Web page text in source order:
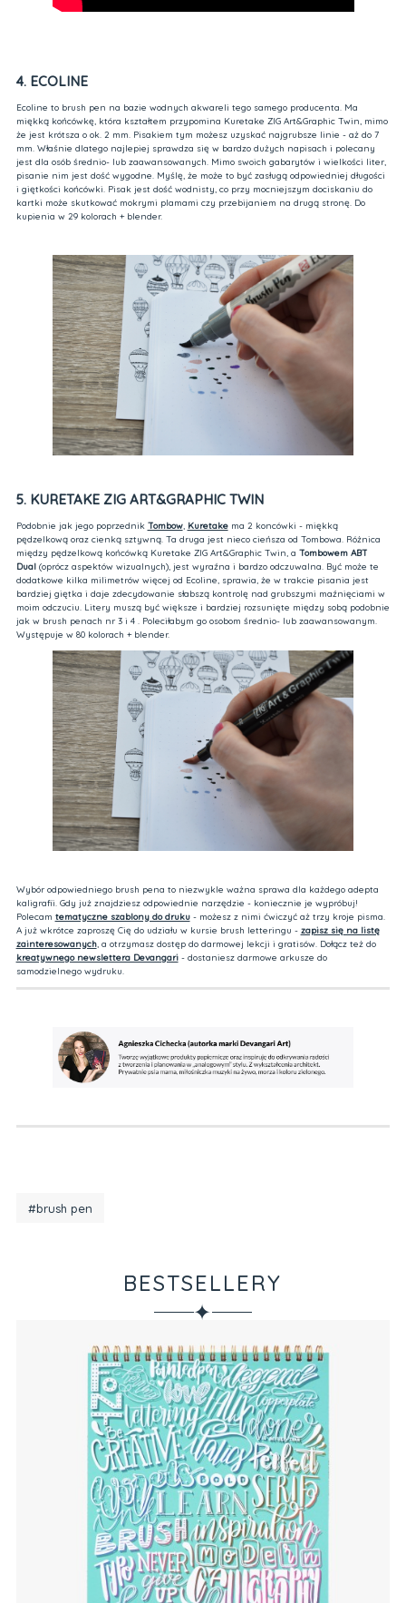
4. ECOLINE
Ecoline to brush pen na bazie wodnych akwareli tego samego producenta. Ma
miękką końcówkę, która kształtem przypomina Kuretake ZIG Art&Graphic Twin, mimo
że jest krótsza o ok. 2 mm. Pisakiem tym możesz uzyskać najgrubsze linie - aż do 7
mm. Właśnie dlatego najlepiej sprawdza się w bardzo dużych napisach i polecany
jest dla osób średnio- lub zaawansowanych. Mimo swoich gabarytów i wielkości liter,
pisanie nim jest dość wygodne. Myślę, że może to być zasługą odpowiedniej długości
i giętkości końcówki. Pisak jest dość wodnisty, co przy mocniejszym dociskaniu do
kartki może skutkować mokrymi plamami czy przebijaniem na drugą stronę. Do
kupienia w 29 kolorach + blender.
5. KURETAKE ZIG ART&GRAPHIC TWIN
Podobnie jak jego poprzednik Tombow, Kuretakema 2 koncówki - miękką
pędzelkową oraz cienką sztywną. Ta druga jest nieco cieńsza od Tombowa. Różnica
między pędzelkową końcówką Kuretake ZIG Art&Graphic Twin, a Tombowem ABT
Dual(oprócz aspektów wizualnych), jest wyraźna i bardzo odczuwalna. Być może te
dodatkowe kilka milimetrów więcej od Ecoline, sprawia, że w trakcie pisania jest
bardziej giętka i daje zdecydowanie słabszą kontrolę nad grubszymi maźnięciami w
moim odczuciu. Litery muszą być większe i bardziej rozsunięte między sobą podobnie
jak w brush penach nr 3 i 4 . Poleciłabym go osobom średnio- lub zaawansowanym.
Występuje w 80 kolorach + blender.
Wybór odpowiedniego brush pena to niezwykle ważna sprawa dla każdego adepta
kaligrafii. Gdy już znajdziesz odpowiednie narzędzie - koniecznie je wypróbuj!
Polecam tematyczne szablony do druku- możesz z nimi ćwiczyć aż trzy kroje pisma.
A już wkrótce zaproszę Cię do udziału w kursie brush letteringu - zapisz się na listę
zainteresowanych, a otrzymasz dostęp do darmowej lekcji i gratisów. Dołącz też do
kreatywnego newslettera Devangari- dostaniesz darmowe arkusze do
samodzielnego wydruku.
#brush pen
BESTSELLERY
✦